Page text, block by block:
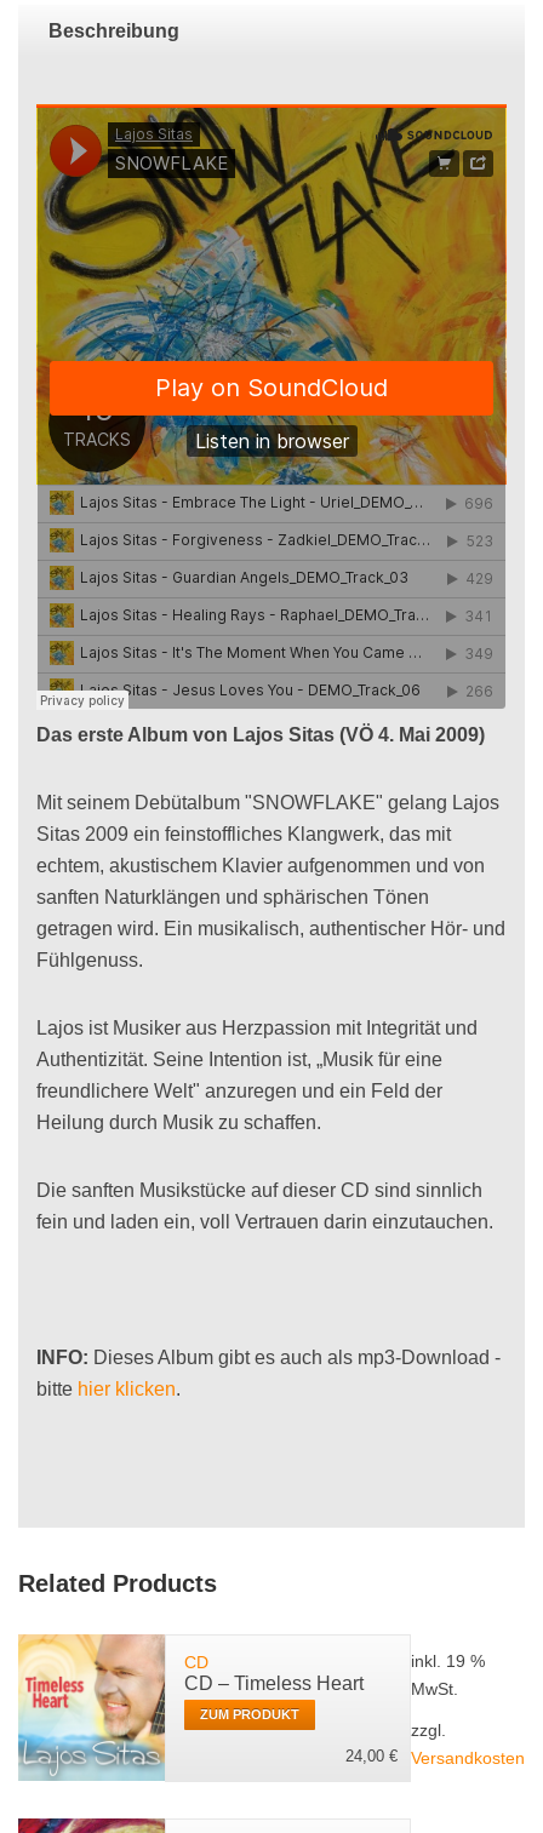
Beschreibung
Das erste Album von Lajos Sitas (VÖ 4. Mai 2009)
Mit seinem Debütalbum "SNOWFLAKE" gelang Lajos
Sitas 2009 ein feinstoffliches Klangwerk, das mit
echtem, akustischem Klavier aufgenommen und von
sanften Naturklängen und sphärischen Tönen
getragen wird. Ein musikalisch, authentischer Hör- und
Fühlgenuss.
Lajos ist Musiker aus Herzpassion mit Integrität und
Authentizität. Seine Intention ist, „Musik für eine
freundlichere Welt" anzuregen und ein Feld der
Heilung durch Musik zu schaffen.
Die sanften Musikstücke auf dieser CD sind sinnlich
fein und laden ein, voll Vertrauen darin einzutauchen.
INFO: Dieses Album gibt es auch als mp3-Download -
bitte hier klicken.
Related Products
CD
CD – Timeless Heart
24,00 €
ZUM PRODUKT
inkl. 19 %
MwSt.
zzgl.
Versandkosten